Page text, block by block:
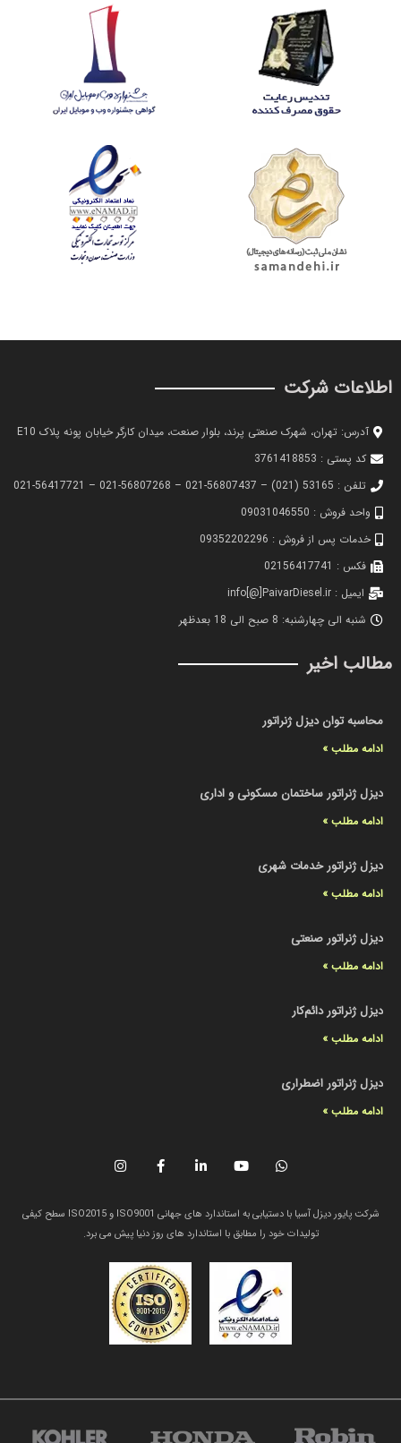
اطلاعات شرکت
آدرس: تهران، شهرک صنعتی پرند، بلوار صنعت، میدان کارگر خیابان پونه پلاک E10
کد پستی : 3761418853
تلفن : 53165 (021) – 56807437-021 – 56807268-021 – 56417721-021
واحد فروش : 09031046550
خدمات پس از فروش : 09352202296
فکس : 02156417741
ایمیل : info[@]PaivarDiesel.ir
شنبه الی چهارشنبه: 8 صبح الی 18 بعدظهر
مطالب اخیر
محاسبه توان دیزل ژنراتور
ادامه مطلب »
دیزل ژنراتور ساختمان مسکونی و اداری
ادامه مطلب »
دیزل ژنراتور خدمات شهری
ادامه مطلب »
دیزل ژنراتور صنعتی
ادامه مطلب »
دیزل ژنراتور دائم‌کار
ادامه مطلب »
دیزل ژنراتور اضطراری
ادامه مطلب »
شرکت پایور دیزل آسیا با دستیابی به استاندارد های جهانی ISO9001 و ISO2015 سطح کیفی
تولیدات خود را مطابق با استاندارد های روز دنیا پیش می برد.